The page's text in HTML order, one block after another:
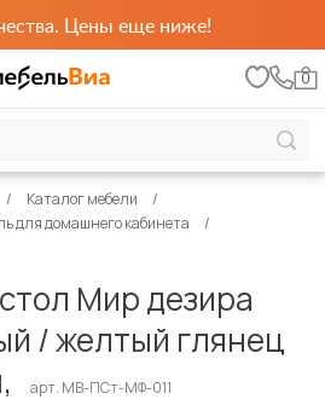
Цены еще ниже!
0
Каталог мебели
для домашнего кабинета
Мир дезира
/ желтый глянец
арт. MB-ПСт-МФ-011